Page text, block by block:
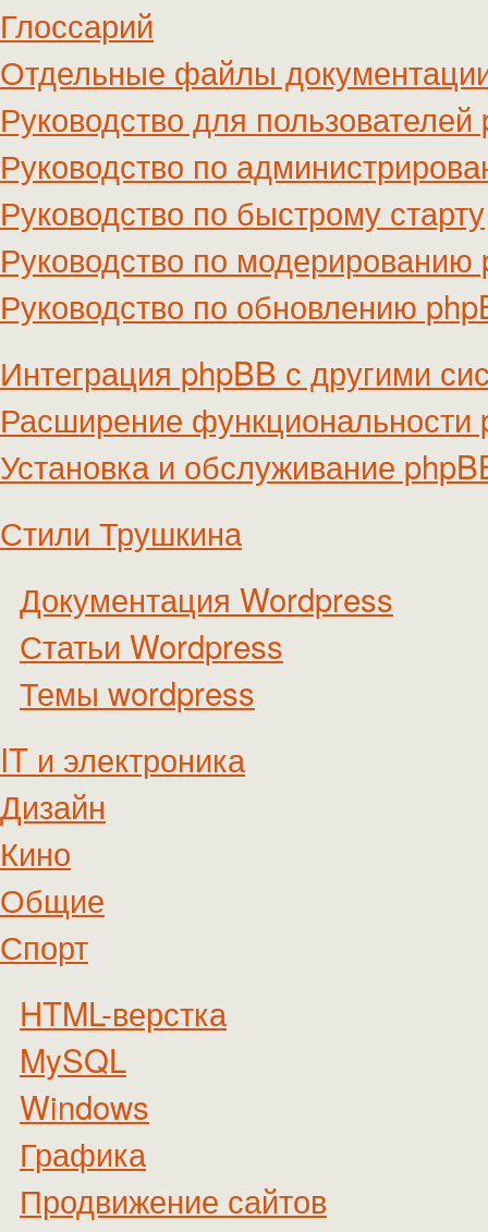
Глоссарий
Отдельные файлы
Руководство для пользователей
Руководство по
Руководство по быстрому старту
Руководство по модерированию
Руководство по обновлению
Интеграция phpBB с другими
Расширение функциональности
Установка и обслуживание
Стили Трушкина
Документация Wordpress
Статьи Wordpress
Темы wordpress
IT и электроника
Дизайн
Кино
Общие
Спорт
HTML-верстка
MySQL
Windows
Графика
Продвижение сайтов